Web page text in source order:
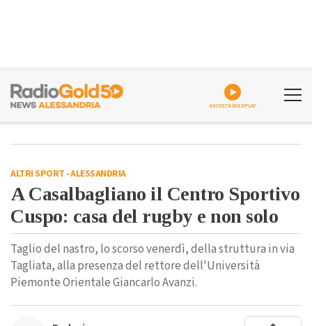
ASCOLTA GOLDPLAY
ALTRI SPORT-ALESSANDRIA
A Casalbagliano il Centro Sportivo
Cuspo: casa del rugby e non solo
Taglio del nastro, lo scorso venerdì, della struttura in via
Tagliata, alla presenza del rettore dell'Università
Piemonte Orientale Giancarlo Avanzi.